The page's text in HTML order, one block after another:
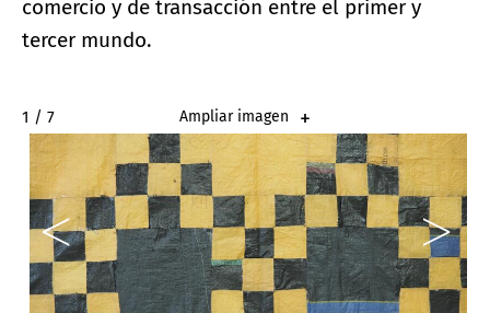
comercio y de transacción entre el primer y
tercer mundo.
2 / 7 Ampliar imagen